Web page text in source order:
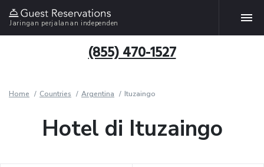
Jaringan perjalanan independen
(855) 470-1527
Home Countries Argentina Ituzaingo
Hotel di Ituzaingo